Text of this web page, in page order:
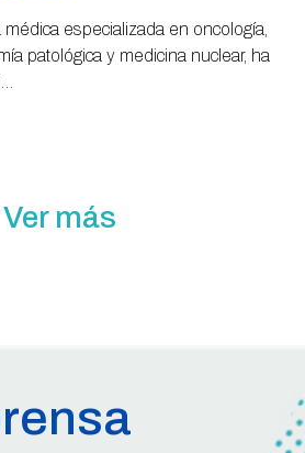
especializada en oncología,
patológica y medicina nuclear, ha
Ver más